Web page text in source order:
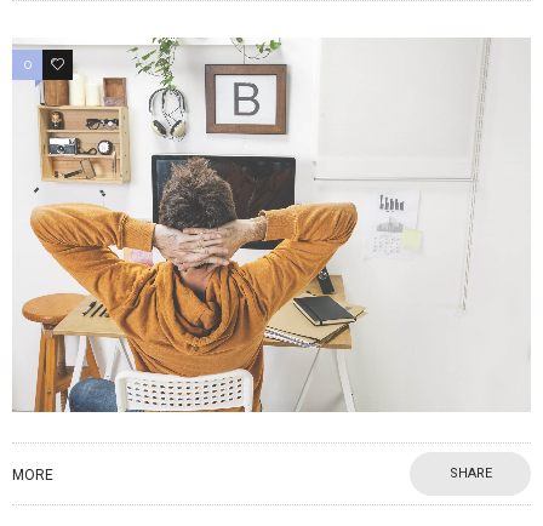
0 1
MORE SHARE